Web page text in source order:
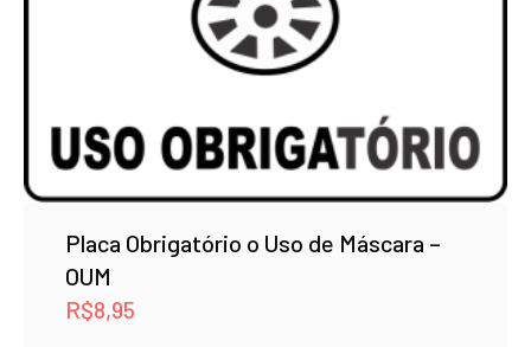
Placa Obrigatório o Uso de Máscara –
OUM
R$8,95